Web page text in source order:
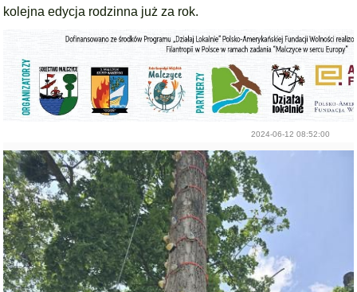
kolejna edycja rodzinna już za rok.
2024-06-12 08:52:00